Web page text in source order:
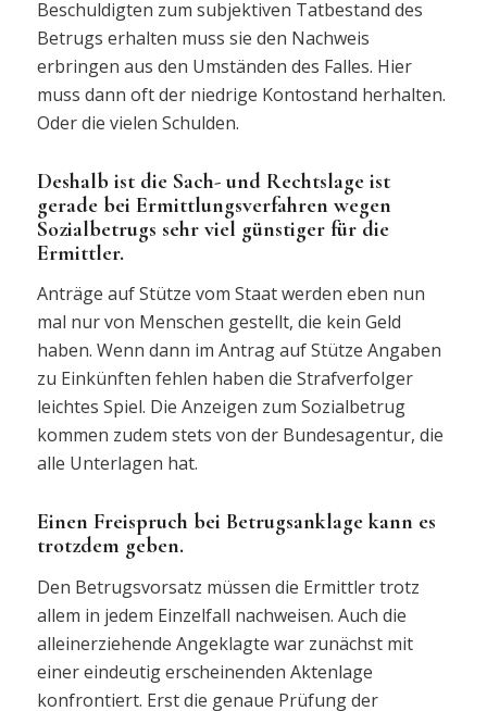
Beschuldigten zum subjektiven Tatbestand des
Betrugs erhalten muss sie den Nachweis
erbringen aus den Umständen des Falles. Hier
muss dann oft der niedrige Kontostand herhalten.
Oder die vielen Schulden.
Deshalb ist die Sach- und Rechtslage ist
gerade bei Ermittlungsverfahren wegen
Sozialbetrugs sehr viel günstiger für die
Ermittler.
Anträge auf Stütze vom Staat werden eben nun
mal nur von Menschen gestellt, die kein Geld
haben. Wenn dann im Antrag auf Stütze Angaben
zu Einkünften fehlen haben die Strafverfolger
leichtes Spiel. Die Anzeigen zum Sozialbetrug
kommen zudem stets von der Bundesagentur, die
alle Unterlagen hat.
Einen Freispruch bei Betrugsanklage kann es
trotzdem geben.
Den Betrugsvorsatz müssen die Ermittler trotz
allem in jedem Einzelfall nachweisen. Auch die
alleinerziehende Angeklagte war zunächst mit
einer eindeutig erscheinenden Aktenlage
konfrontiert. Erst die genaue Prüfung der